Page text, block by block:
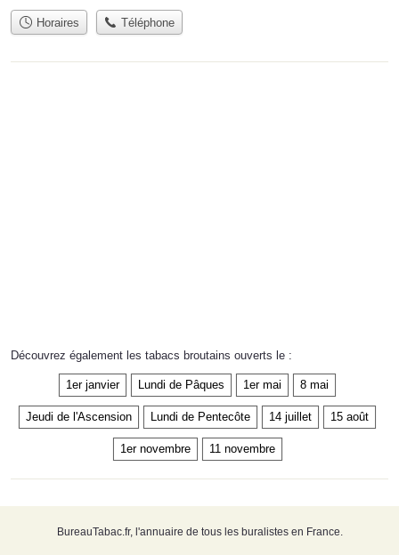
Horaires Téléphone
Découvrez également les tabacs broutains ouverts le :
1er janvier Lundi de Pâques 1er mai 8 mai
Jeudi de l'Ascension Lundi de Pentecôte 14 juillet 15 août
1er novembre 11 novembre
BureauTabac.fr, l'annuaire de tous les buralistes en France.